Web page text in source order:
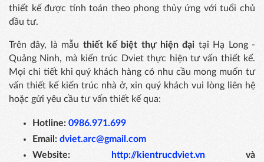
thiết kế được tính toán theo phong thủy ứng với tuổi chủ
đầu tư.
Trên đây, là mẫu thiết kế biệt thự hiện đại tại Hạ Long -
Quảng Ninh, mà kiến trúc Dviet thực hiện tư vấn thiết kế.
Mọi chi tiết khi quý khách hàng có nhu cầu mong muốn tư
vấn thiết kế kiến trúc nhà ở, xin quý khách vui lòng liên hệ
hoặc gửi yêu cầu tư vấn thiết kế qua:
Hotline: 0986.971.699
Email: dviet.arc@gmail.com
Website:
http://kientrucdviet.vnvà